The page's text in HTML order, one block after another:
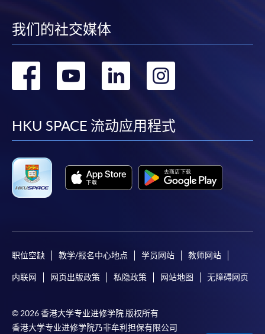
我们的社交媒体
转
facebook
转
youtube
转
linkedin
转
HKU SPACE 流动应用程式
职位空缺 教学/报名中心地点 学员网站 教师网站
内联网 网页出版政策 私隐政策 网站地图 无障碍网页
© 2026 香港大学专业进修学院 版权所有
香港大学专业进修学院乃非牟利担保有限公司